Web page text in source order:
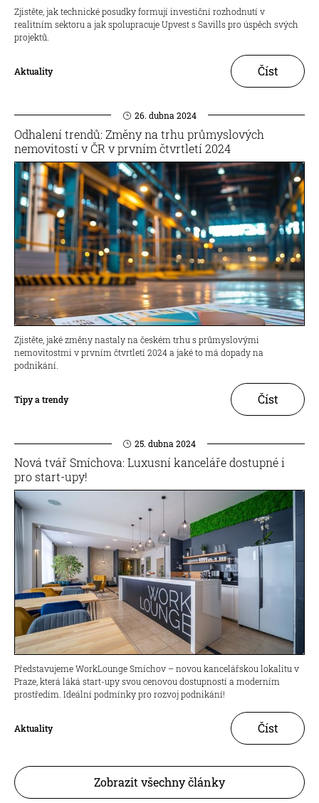
Zjistěte, jak technické posudky formují investiční rozhodnutí v
realitním sektoru a jak spolupracuje Upvest s Savills pro úspěch svých
projektů.
Aktuality Číst
26. dubna 2024
Odhalení trendů: Změny na trhu průmyslových
nemovitostí v ČR v prvním čtvrtletí 2024
Zjistěte, jaké změny nastaly na českém trhu s průmyslovými
nemovitostmi v prvním čtvrtletí 2024 a jaké to má dopady na
podnikání.
Tipy a trendy Číst
25. dubna 2024
Nová tvář Smíchova: Luxusní kanceláře dostupné i
pro start-upy!
Představujeme WorkLounge Smíchov – novou kancelářskou lokalitu v
Praze, která láká start-upy svou cenovou dostupností a moderním
prostředím. Ideální podmínky pro rozvoj podnikání!
Aktuality Číst
Zobrazit všechny články